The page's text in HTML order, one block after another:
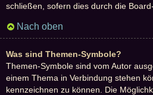
schließen, sofern dies durch die
Nach oben
Was sind Themen-Symbole?
Themen-Symbole sind vom Autor
einem Thema in Verbindung stehen
kennzeichnen zu können. Die